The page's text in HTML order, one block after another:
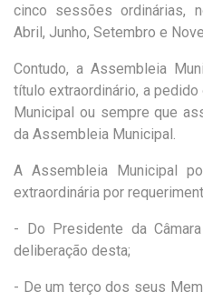
cinco sessões ordinárias,
Abril, Junho, Setembro e
Contudo, a Assembleia
título extraordinário, a
Municipal ou sempre que
da Assembleia Municipal.
A Assembleia Municipal
extraordinária por
- Do Presidente da
deliberação desta;
- De um terço dos seus